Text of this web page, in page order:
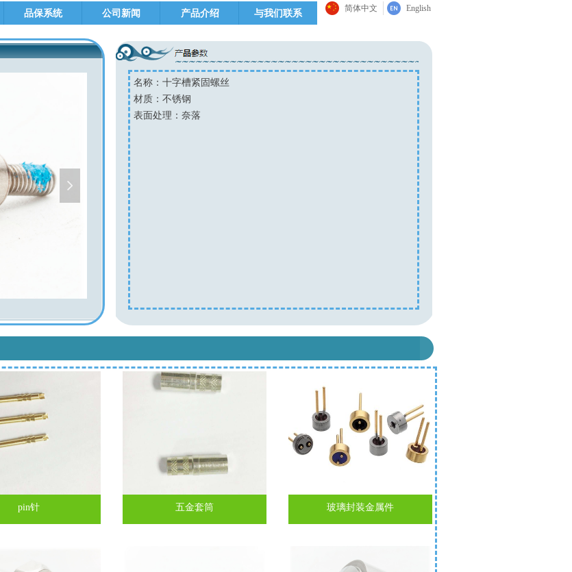
品保系统 公司新闻 产品介绍 与我们联系 简体中文 English
넲
名称：十字槽紧固螺丝
材质：不锈钢
表面处理：奈落
pin针 五金套筒 玻璃封装金属件